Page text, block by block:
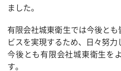
ました。
有限会社城東衛生では今後と
ビスを実現するため、日々努力
今後とも有限会社城東衛生を
す。